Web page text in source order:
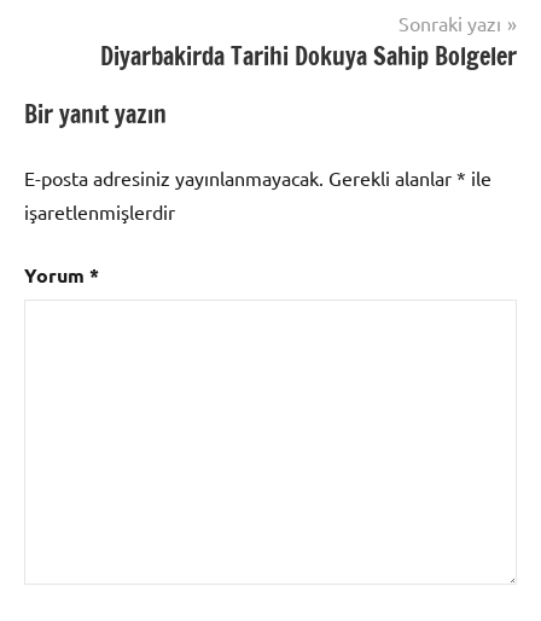
Sonraki yazı
Diyarbakirda Tarihi Dokuya Sahip Bolgeler
Bir yanıt yazın
E-posta adresiniz yayınlanmayacak. Gerekli alanlar * ile
işaretlenmişlerdir
Yorum *